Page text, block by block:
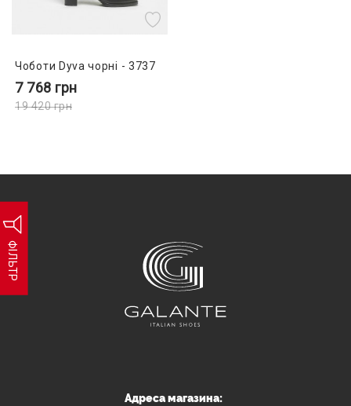
ФІЛЬТР
Чоботи Dyva чорні - 3737
7 768 грн
19 420грн
Адреса магазина: